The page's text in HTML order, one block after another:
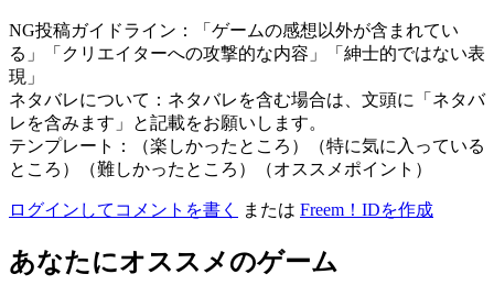
NG投稿ガイドライン：「ゲームの感想以外が含まれてい
る」「クリエイターへの攻撃的な内容」「紳士的ではない表
現」
ネタバレについて：ネタバレを含む場合は、文頭に「ネタバ
レを含みます」と記載をお願いします。
テンプレート：（楽しかったところ）（特に気に入っている
ところ）（難しかったところ）（オススメポイント）
ログインしてコメントを書く または Freem！IDを作成
あなたにオススメのゲーム